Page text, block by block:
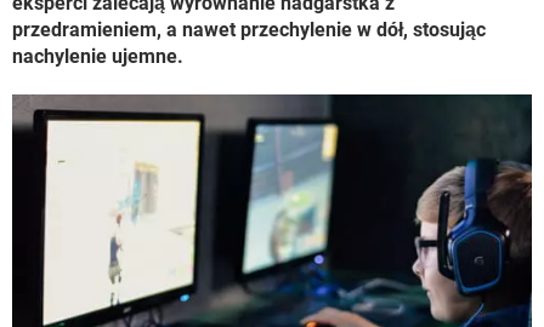
przedramieniem, a nawet przechylenie w dół, stosując
nachylenie ujemne.